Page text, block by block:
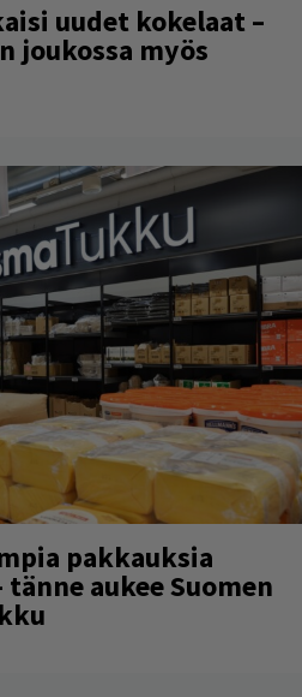
uudet kokelaat –
joukossa myös
pakkauksia
aukee Suomen